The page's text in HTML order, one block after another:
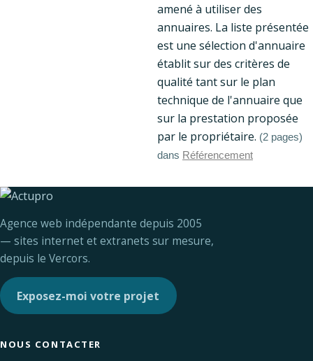
amené à utiliser des
annuaires. La liste présentée
est une sélection d'annuaire
établit sur des critères de
qualité tant sur le plan
technique de l'annuaire que
sur la prestation proposée
par le propriétaire. (2 pages)
dans Référencement
Agence web indépendante depuis 2005
— sites internet et extranets sur mesure,
depuis le Vercors.
Exposez-moi votre projet
NOUS CONTACTER